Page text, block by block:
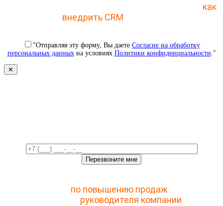
как
внедрить CRM
"Отправляя эту форму, Вы даете Согласие на обработку
персональных данныхна условиях Политики конфиденциальности."
✕
по повышению продаж
руководителя компании